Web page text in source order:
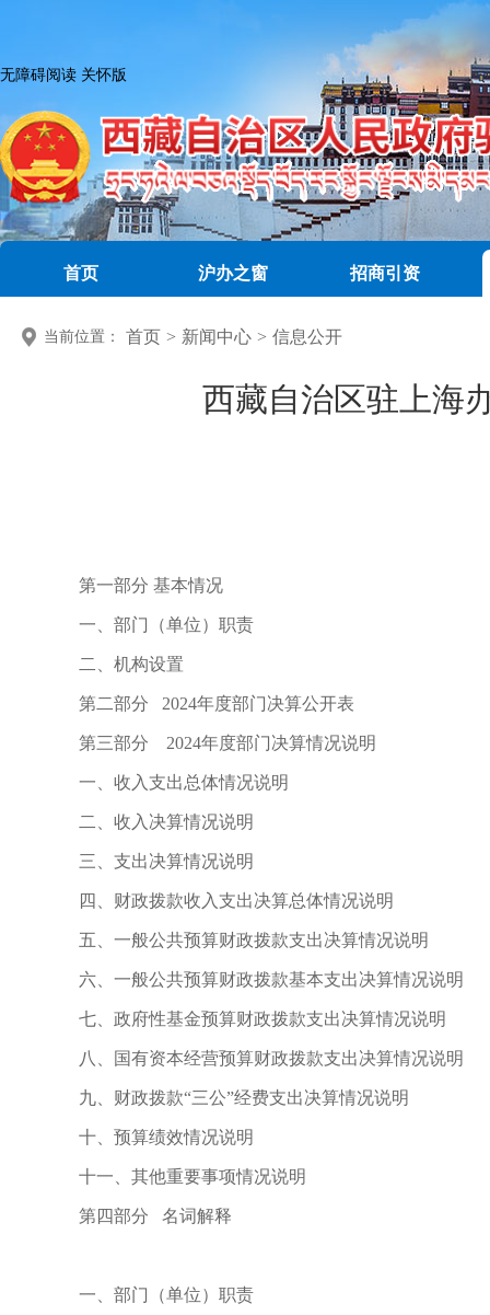
无障碍阅读 关怀版
首页 沪办之窗 招商引资
当前位置： 首页 > 新闻中心 > 信息公开
西藏自治区驻上海
第一部分 基本情况
一、部门（单位）职责
二、机构设置
第二部分 2024年度部门决算公开表
第三部分 2024年度部门决算情况说明
一、收入支出总体情况说明
二、收入决算情况说明
三、支出决算情况说明
四、财政拨款收入支出决算总体情况说明
五、一般公共预算财政拨款支出决算情况说明
六、一般公共预算财政拨款基本支出决算情况说明
七、政府性基金预算财政拨款支出决算情况说明
八、国有资本经营预算财政拨款支出决算情况说明
九、财政拨款“三公”经费支出决算情况说明
十、预算绩效情况说明
十一、其他重要事项情况说明
第四部分 名词解释
一、部门（单位）职责